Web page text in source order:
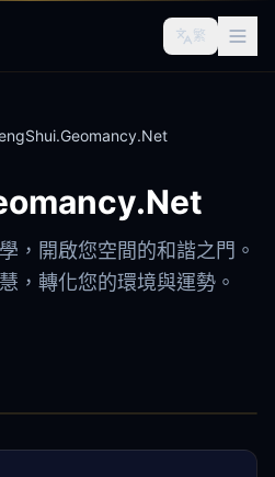
繁
，開啟您空間的和諧之門。
，轉化您的環境與運勢。